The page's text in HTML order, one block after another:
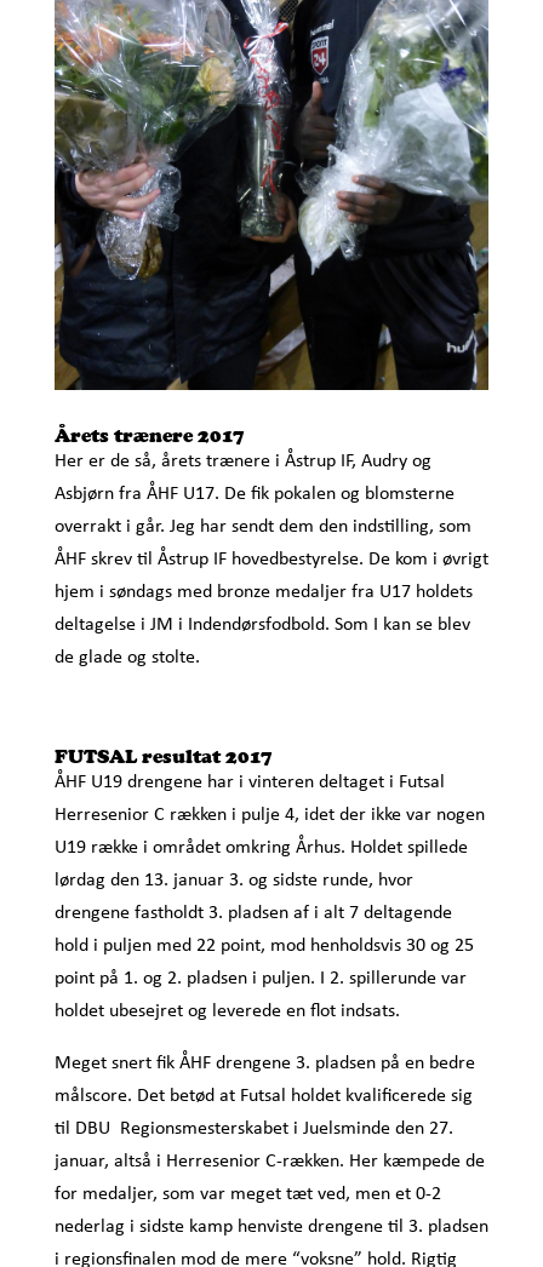
Årets trænere 2017
Her er de så, årets trænere i Åstrup IF, Audry og
Asbjørn fra ÅHF U17. De fik pokalen og blomsterne
overrakt i går. Jeg har sendt dem den indstilling, som
ÅHF skrev til Åstrup IF hovedbestyrelse. De kom i øvrigt
hjem i søndags med bronze medaljer fra U17 holdets
deltagelse i JM i Indendørsfodbold. Som I kan se blev
de glade og stolte.
FUTSAL resultat 2017
ÅHF U19 drengene har i vinteren deltaget i Futsal
Herresenior C rækken i pulje 4, idet der ikke var nogen
U19 række i området omkring Århus. Holdet spillede
lørdag den 13. januar 3. og sidste runde, hvor
drengene fastholdt 3. pladsen af i alt 7 deltagende
hold i puljen med 22 point, mod henholdsvis 30 og 25
point på 1. og 2. pladsen i puljen. I 2. spillerunde var
holdet ubesejret og leverede en flot indsats.
Meget snert fik ÅHF drengene 3. pladsen på en bedre
målscore. Det betød at Futsal holdet kvalificerede sig
til DBU Regionsmesterskabet i Juelsminde den 27.
januar, altså i Herresenior C-rækken. Her kæmpede de
for medaljer, som var meget tæt ved, men et 0-2
nederlag i sidste kamp henviste drengene til 3. pladsen
i regionsfinalen mod de mere “voksne” hold. Rigtig